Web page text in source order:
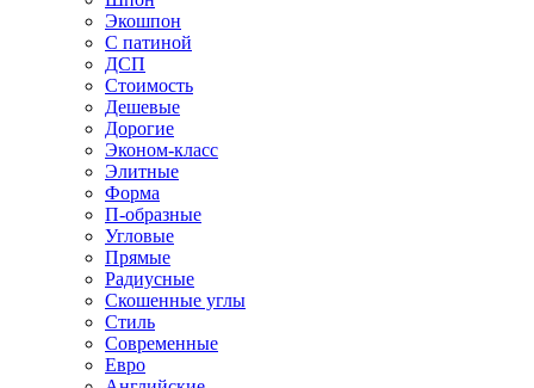
Экошпон
С патиной
ДСП
Стоимость
Дешевые
Дорогие
Эконом-класс
Элитные
Форма
П-образные
Угловые
Прямые
Радиусные
Скошенные углы
Стиль
Современные
Евро